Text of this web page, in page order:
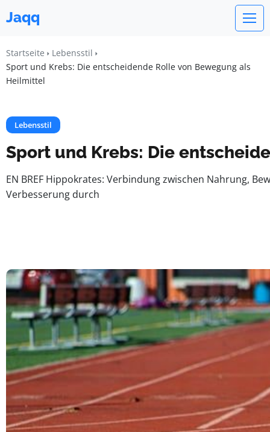
Jaqq
Startseite
Lebensstil
Sport und Krebs: Die entscheidende Rolle von Bewegung als
Heilmittel
Lebensstil
Sport und Krebs: Die
EN BREF Hippokrates: Verbindung zwischen Nahrung,
Verbesserung durch